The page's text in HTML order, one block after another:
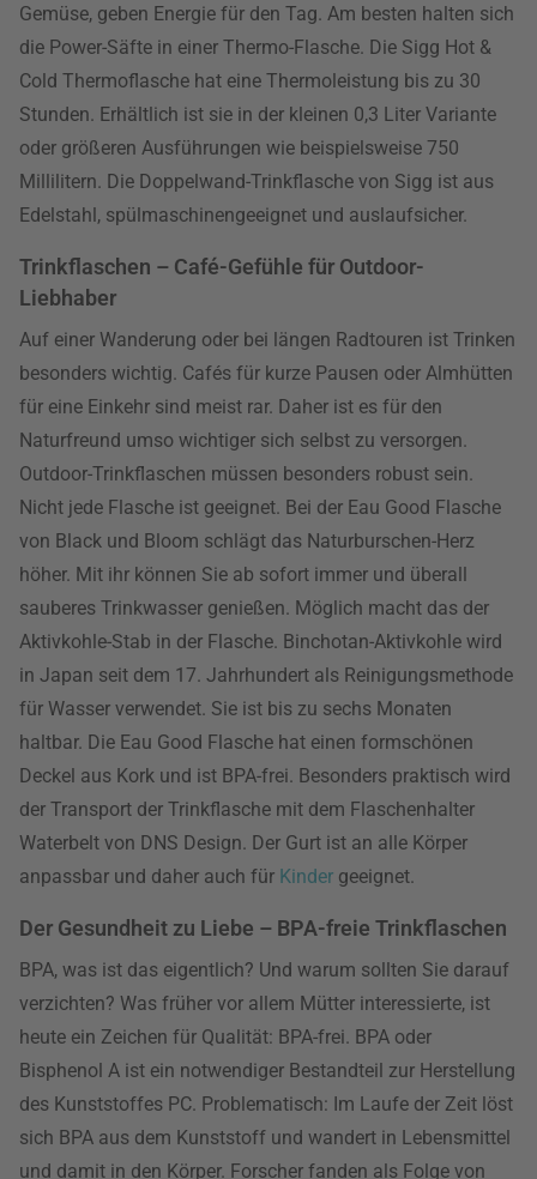
Gemüse, geben Energie für den Tag. Am besten halten sich
die Power-Säfte in einer Thermo-Flasche. Die Sigg Hot &
Cold Thermoflasche hat eine Thermoleistung bis zu 30
Stunden. Erhältlich ist sie in der kleinen 0,3 Liter Variante
oder größeren Ausführungen wie beispielsweise 750
Millilitern. Die Doppelwand-Trinkflasche von Sigg ist aus
Edelstahl, spülmaschinengeeignet und auslaufsicher.
Trinkflaschen – Café-Gefühle für Outdoor-
Liebhaber
Auf einer Wanderung oder bei längen Radtouren ist Trinken
besonders wichtig. Cafés für kurze Pausen oder Almhütten
für eine Einkehr sind meist rar. Daher ist es für den
Naturfreund umso wichtiger sich selbst zu versorgen.
Outdoor-Trinkflaschen müssen besonders robust sein.
Nicht jede Flasche ist geeignet. Bei der Eau Good Flasche
von Black und Bloom schlägt das Naturburschen-Herz
höher. Mit ihr können Sie ab sofort immer und überall
sauberes Trinkwasser genießen. Möglich macht das der
Aktivkohle-Stab in der Flasche. Binchotan-Aktivkohle wird
in Japan seit dem 17. Jahrhundert als Reinigungsmethode
für Wasser verwendet. Sie ist bis zu sechs Monaten
haltbar. Die Eau Good Flasche hat einen formschönen
Deckel aus Kork und ist BPA-frei. Besonders praktisch wird
der Transport der Trinkflasche mit dem Flaschenhalter
Waterbelt von DNS Design. Der Gurt ist an alle Körper
anpassbar und daher auch für Kinder geeignet.
Der Gesundheit zu Liebe – BPA-freie Trinkflaschen
BPA, was ist das eigentlich? Und warum sollten Sie darauf
verzichten? Was früher vor allem Mütter interessierte, ist
heute ein Zeichen für Qualität: BPA-frei. BPA oder
Bisphenol A ist ein notwendiger Bestandteil zur Herstellung
des Kunststoffes PC. Problematisch: Im Laufe der Zeit löst
sich BPA aus dem Kunststoff und wandert in Lebensmittel
und damit in den Körper. Forscher fanden als Folge von